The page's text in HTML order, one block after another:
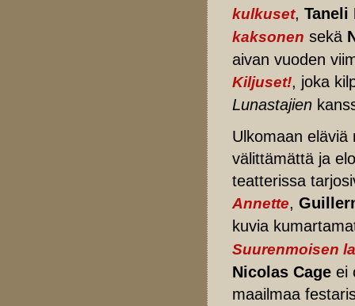
kulkuset, Taneli
kaksonen sekä
aivan vuoden
Kiljuset!, joka
Lunastajien
Ulkomaan
välittämättä ja
teatterissa
Annette,
kuvia
Suurenmoisen
Nicolas Cage ei
maailmaa